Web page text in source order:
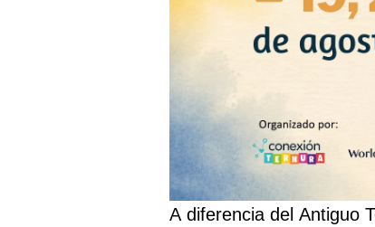
A diferencia del Antiguo